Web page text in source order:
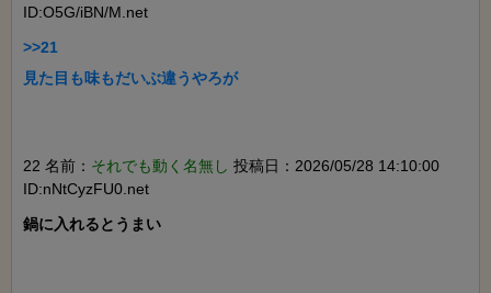
ID:O5G/iBN/M.net
>>21
見た目も味もだいぶ違うやろが
22 名前： それでも動く名無し 投稿日：2026/05/28 14:10:00
ID:nNtCyzFU0.net
鍋に入れるとうまい